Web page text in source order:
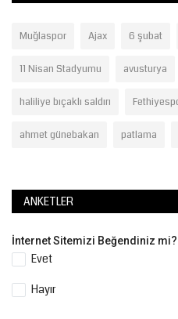
Muğlaspor Ajax 6 şubat
11 Nisan Stadyumu avusturya
haliliye bıçaklı saldırı
ahmet günebakan patlama
ANKETLER
İnternet Sitemizi Beğendiniz mi?
Evet
Hayır